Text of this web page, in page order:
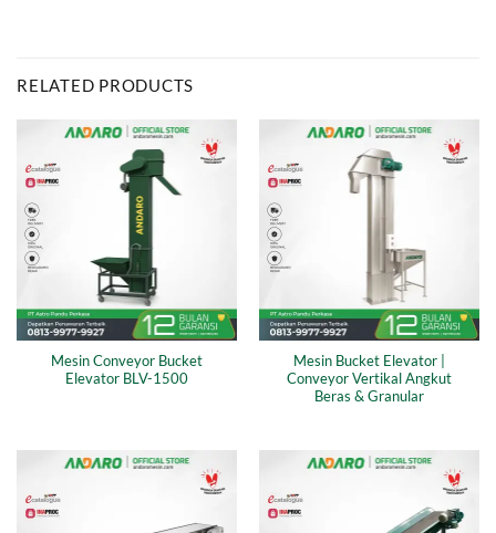
RELATED PRODUCTS
Mesin Conveyor Bucket
Elevator BLV-1500
Mesin Bucket Elevator |
Conveyor Vertikal Angkut
Beras & Granular